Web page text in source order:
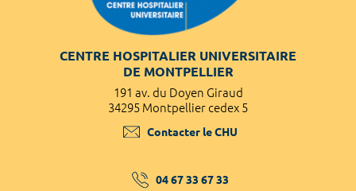
CENTRE HOSPITALIER UNIVERSITAIRE
DE MONTPELLIER
191 av. du Doyen Giraud
34295 Montpellier cedex 5
Contacter le CHU
04 67 33 67 33